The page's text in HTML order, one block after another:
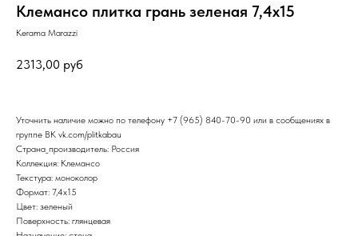
Клемансо плитка грань зеленая 7,4х15
Kerama Marazzi
2313,00 руб
Уточнить наличие можно по телефону +7 (965) 840-70-90 или в сообщениях в
группе ВК vk.com/plitkabau
Страна_производитель: Россия
Коллекция: Клемансо
Текстура: моноколор
Формат: 7,4x15
Цвет: зеленый
Поверхность: глянцевая